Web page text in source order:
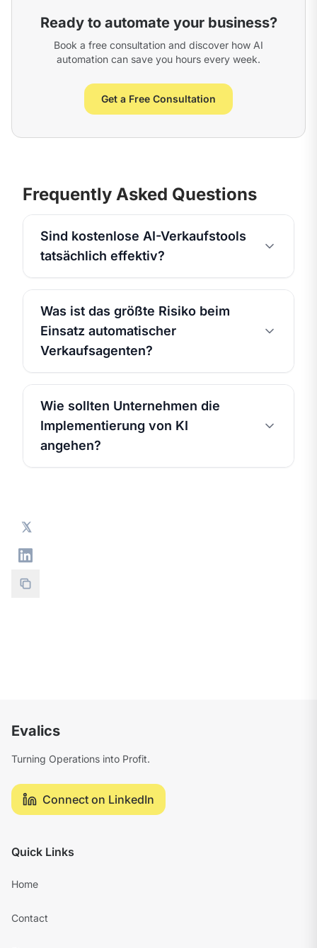
Ready to automate your business?
Book a free consultation and discover how AI
automation can save you hours every week.
Get a Free Consultation
Frequently Asked Questions
Sind kostenlose AI-Verkaufstools
tatsächlich effektiv?
Was ist das größte Risiko beim
Einsatz automatischer
Verkaufsagenten?
Wie sollten Unternehmen die
Implementierung von KI
angehen?
Evalics
Turning Operations into Profit.
Connect on LinkedIn
Quick Links
Home
Contact